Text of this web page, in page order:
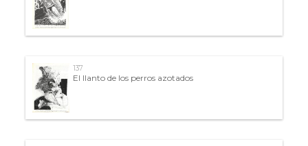
137
El llanto de los perros azotados